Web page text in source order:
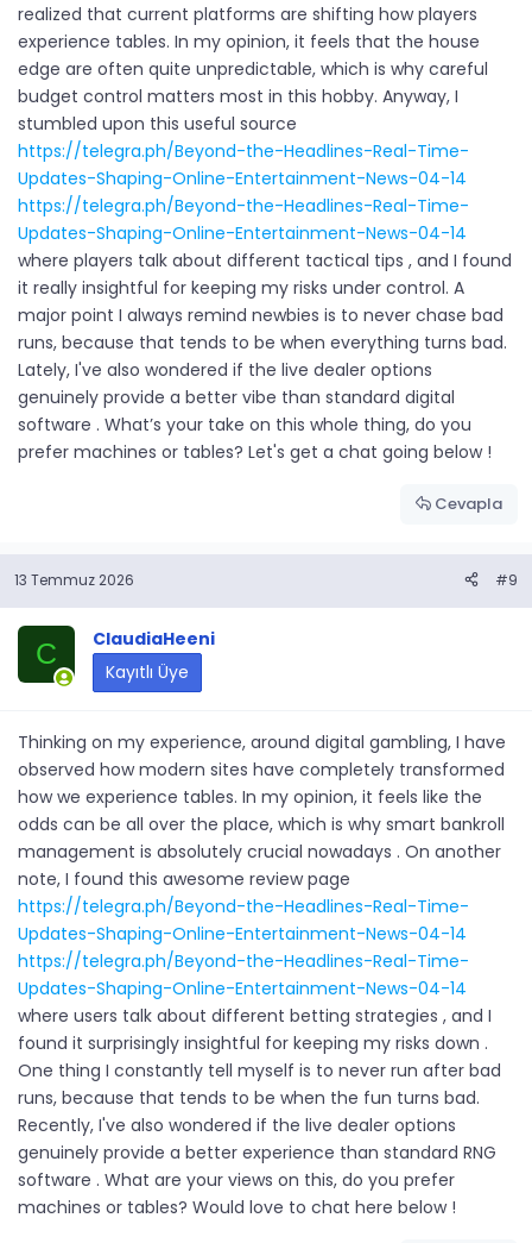
realized that current platforms are shifting how players
experience tables. In my opinion, it feels that the house
edge are often quite unpredictable, which is why careful
budget control matters most in this hobby. Anyway, I
stumbled upon this useful source
https://telegra.ph/Beyond-the-Headlines-Real-Time-
Updates-Shaping-Online-Entertainment-News-04-14
https://telegra.ph/Beyond-the-Headlines-Real-Time-
Updates-Shaping-Online-Entertainment-News-04-14
where players talk about different tactical tips , and I found
it really insightful for keeping my risks under control. A
major point I always remind newbies is to never chase bad
runs, because that tends to be when everything turns bad.
Lately, I've also wondered if the live dealer options
genuinely provide a better vibe than standard digital
software . What’s your take on this whole thing, do you
prefer machines or tables? Let's get a chat going below !
Cevapla
13 Temmuz 2026 #9
C
ClaudiaHeeni
Kayıtlı Üye
Thinking on my experience, around digital gambling, I have
observed how modern sites have completely transformed
how we experience tables. In my opinion, it feels like the
odds can be all over the place, which is why smart bankroll
management is absolutely crucial nowadays . On another
note, I found this awesome review page
https://telegra.ph/Beyond-the-Headlines-Real-Time-
Updates-Shaping-Online-Entertainment-News-04-14
https://telegra.ph/Beyond-the-Headlines-Real-Time-
Updates-Shaping-Online-Entertainment-News-04-14
where users talk about different betting strategies , and I
found it surprisingly insightful for keeping my risks down .
One thing I constantly tell myself is to never run after bad
runs, because that tends to be when the fun turns bad.
Recently, I've also wondered if the live dealer options
genuinely provide a better experience than standard RNG
software . What are your views on this, do you prefer
machines or tables? Would love to chat here below !